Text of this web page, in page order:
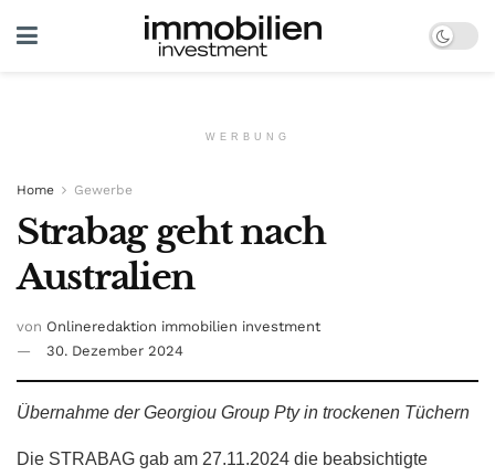
WERBUNG
Home Gewerbe
Strabag geht nach
Australien
von Onlineredaktion immobilien investment
30. Dezember 2024
Übernahme der Georgiou Group Pty in trockenen Tüchern
Die STRABAG gab am 27.11.2024 die beabsichtigte